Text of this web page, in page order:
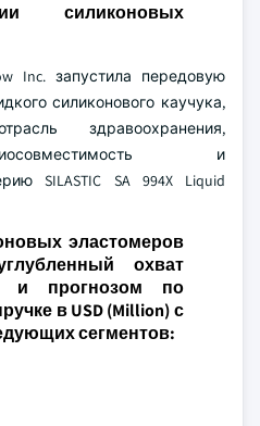
силиконовых
Inc. запустила передовую
силиконового каучука,
здравоохранения,
и
SILASTIC SA 994X Liquid
эластомеров
охват
и прогнозом по
в USD (Million) с
сегментов: